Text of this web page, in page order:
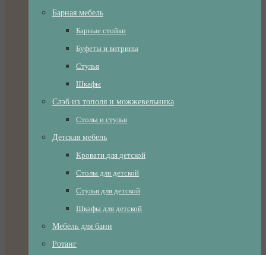
Барная мебель
Барные стойки
Буфеты и витрины
Стулья
Шкафы
Слэб из тополя и можжевельника
Столы и стулья
Детская мебель
Кровати для детской
Столы для детской
Стулья для детской
Шкафы для детской
Мебель для бани
Ротанг